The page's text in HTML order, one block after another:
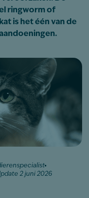
ringworm of
is het één van de
2 juni 2026